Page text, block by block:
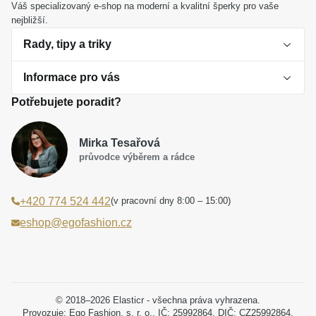
Váš specializovaný e-shop na moderní a kvalitní šperky pro vaše
nejbližší.
Rady, tipy a triky
O perlách
Jak vybrat perlový šperk
Dárková inspirace
Smaltované a korálkové šperky jako trend
Laboratorní diamanty jsou budoucnost
Jak správně pečovat o šperky
Informace pro vás
Obchodní podmínky
Reklamační řád
Poučení o právu na odstoupení od smlouvy
Podmínky slev a akčních nabídek
Potřebujete poradit?
Mirka Tesařová
průvodce výběrem a rádce
+420 774 524 442(v pracovní dny 8:00 – 15:00)
eshop@egofashion.cz
© 2018–2026 Elasticr - všechna práva vyhrazena.
Provozuje: Ego Fashion, s. r. o., IČ: 25992864, DIČ: CZ25992864.